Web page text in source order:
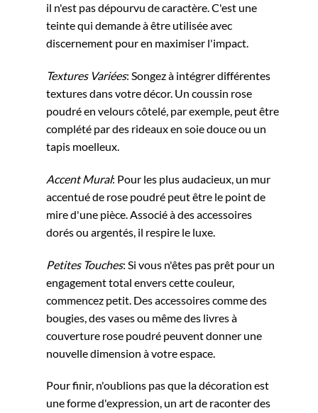
il n'est pas dépourvu de caractère. C'est une
teinte qui demande à être utilisée avec
discernement pour en maximiser l'impact.
Textures Variées: Songez à intégrer différentes
textures dans votre décor. Un coussin rose
poudré en velours côtelé, par exemple, peut être
complété par des rideaux en soie douce ou un
tapis moelleux.
Accent Mural: Pour les plus audacieux, un mur
accentué de rose poudré peut être le point de
mire d'une pièce. Associé à des accessoires
dorés ou argentés, il respire le luxe.
Petites Touches: Si vous n'êtes pas prêt pour un
engagement total envers cette couleur,
commencez petit. Des accessoires comme des
bougies, des vases ou même des livres à
couverture rose poudré peuvent donner une
nouvelle dimension à votre espace.
Pour finir, n'oublions pas que la décoration est
une forme d'expression, un art de raconter des